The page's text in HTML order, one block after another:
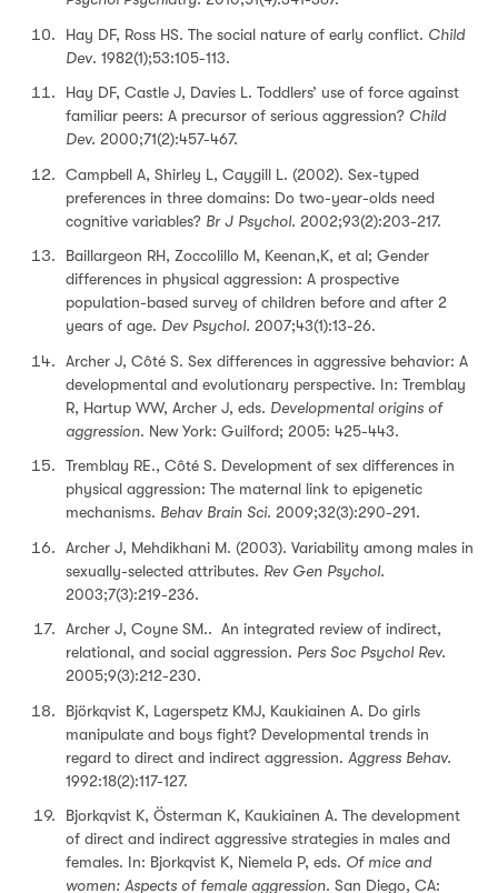
Hay DF, Ross HS. The social nature of early conflict. Child
Dev. 1982(1);53:105-113.
Hay DF, Castle J, Davies L. Toddlers’ use of force against
familiar peers: A precursor of serious aggression? Child
Dev. 2000;71(2):457-467.
Campbell A, Shirley L, Caygill L. (2002). Sex-typed
preferences in three domains: Do two-year-olds need
cognitive variables? Br J Psychol. 2002;93(2):203-217.
Baillargeon RH, Zoccolillo M, Keenan,K, et al; Gender
differences in physical aggression: A prospective
population-based survey of children before and after 2
years of age. Dev Psychol. 2007;43(1):13-26.
Archer J, Côté S. Sex differences in aggressive behavior: A
developmental and evolutionary perspective. In: Tremblay
R, Hartup WW, Archer J, eds. Developmental origins of
aggression. New York: Guilford; 2005: 425-443.
Tremblay RE., Côté S. Development of sex differences in
physical aggression: The maternal link to epigenetic
mechanisms. BehavBrain Sci. 2009;32(3):290-291.
Archer J, Mehdikhani M. (2003). Variability among males in
sexually-selected attributes. Rev Gen Psychol.
2003;7(3):219-236.
Archer J, Coyne SM.. An integrated review of indirect,
relational, and social aggression. Pers Soc Psychol Rev.
2005;9(3):212-230.
Björkqvist K, Lagerspetz KMJ, Kaukiainen A. Do girls
manipulate and boys fight? Developmental trends in
regard to direct and indirect aggression. Aggress Behav.
1992:18(2):117-127.
Bjorkqvist K, Österman K, Kaukiainen A. The development
of direct and indirect aggressive strategies in males and
females. In: Bjorkqvist K, Niemela P, eds. Of mice and
women: Aspects of female aggression. San Diego, CA: